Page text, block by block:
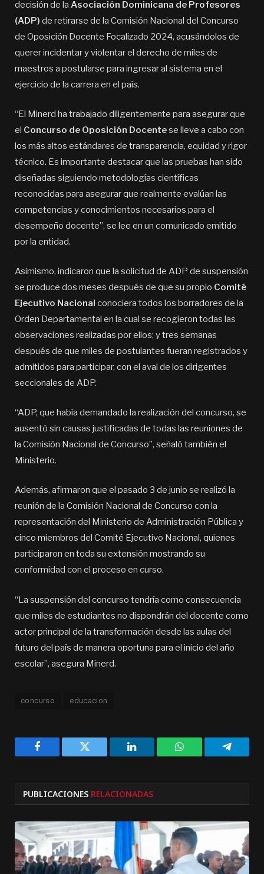
decisión de la Asociación Dominicana de Profesores
(ADP) de retirarse de la Comisión Nacional del Concurso
de Oposición Docente Focalizado 2024, acusándolos de
querer incidentar y violentar el derecho de miles de
maestros a postularse para ingresar al sistema en el
ejercicio de la carrera en el país.
“El Minerd ha trabajado diligentemente para asegurar que
el Concurso de Oposición Docentese lleve a cabo con
los más altos estándares de transparencia, equidad y rigor
técnico. Es importante destacar que las pruebas han sido
diseñadas siguiendo metodologías científicas
reconocidas para asegurar que realmente evalúan las
competencias y conocimientos necesarios para el
desempeño docente”, se lee en un comunicado emitido
por la entidad.
Asimismo, indicaron que la solicitud de ADP de suspensión
se produce dos meses después de que su propio Comité
Ejecutivo Nacional conociera todos los borradores de la
Orden Departamental en la cual se recogieron todas las
observaciones realizadas por ellos; y tres semanas
después de que miles de postulantes fueran registrados y
admitidos para participar, con el aval de los dirigentes
seccionales de ADP.
“ADP, que había demandado la realización del concurso, se
ausentó sin causas justificadas de todas las reuniones de
la Comisión Nacional de Concurso”, señaló también el
Ministerio.
Además, afirmaron que el pasado 3 de junio se realizó la
reunión de la Comisión Nacional de Concurso con la
representación del Ministerio de Administración Pública y
cinco miembros del Comité Ejecutivo Nacional, quienes
participaron en toda su extensión mostrando su
conformidad con el proceso en curso.
“La suspensión del concurso tendría como consecuencia
que miles de estudiantes no dispondrán del docente como
actor principal de la transformación desde las aulas del
futuro del país de manera oportuna para el inicio del año
escolar”, asegura Minerd.
concurso educacion
Facebook Twitter LinkedIn WhatsApp
PUBLICACIONES RELACIONADAS